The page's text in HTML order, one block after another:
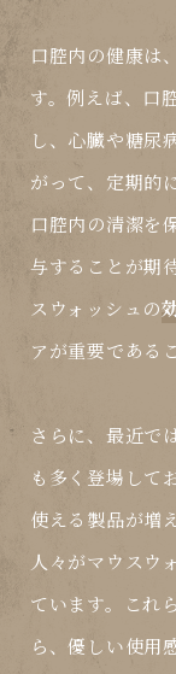
口腔内の健康は
す。例えば、口
し、心臓や糖尿
がって、定期的
口腔内の清潔を
与することが期
スウォッシュの
アが重要である
さらに、最近で
も多く登場して
使える製品が増
人々がマウスウ
ています。これ
ら、優しい使用